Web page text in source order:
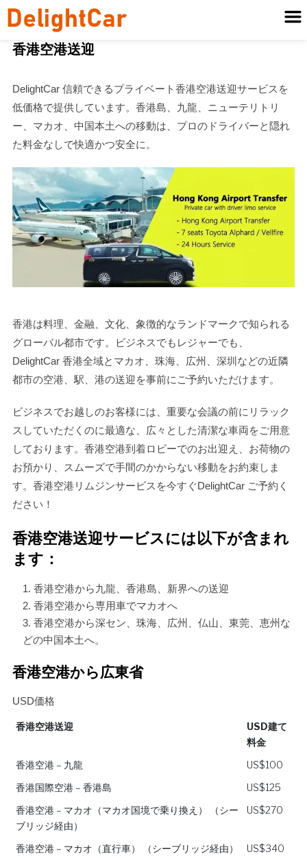
香港空港送迎
DelightCar 信頼できるプライベート香港空港送迎サービスを
低価格で提供しています。香港島、九龍、ニューテリトリ
ー、マカオ、中国本土への移動は、プロのドライバーと隠れ
た料金なしで快適かつ安全に。
香港は料理、金融、文化、象徴的なランドマークで知られる
グローバル都市です。ビジネスでもレジャーでも、
DelightCar 香港全域とマカオ、珠海、広州、深圳などの近隣
都市の空港、駅、港の送迎を事前にご予約いただけます。
ビジネスでお越しのお客様には、重要な会議の前にリラック
スしていただくのに最適な、広々とした清潔な車両をご用意
しております。香港空港到着ロビーでのお出迎え、お荷物の
お預かり、スムーズで手間のかからない移動をお約束しま
す。香港空港リムジンサービスを今すぐDelightCar ご予約く
ださい！
香港空港送迎サービスには以下が含まれ
ます：
香港空港から九龍、香港島、新界への送迎
香港空港から専用車でマカオへ
香港空港から深セン、珠海、広州、仏山、東莞、恵州な
どの中国本土へ。
香港空港から広東省
USD価格
香港空港送迎
USD建て
料金
香港空港送迎
USD建て
香港空港 – 九龍
US$100
香港国際空港 – 香港島
US$125
香港空港 – マカオ（マカオ国境で乗り換え） （シー
ブリッジ経由）
US$270
香港空港 – マカオ（直行車） （シーブリッジ経由）
US$340